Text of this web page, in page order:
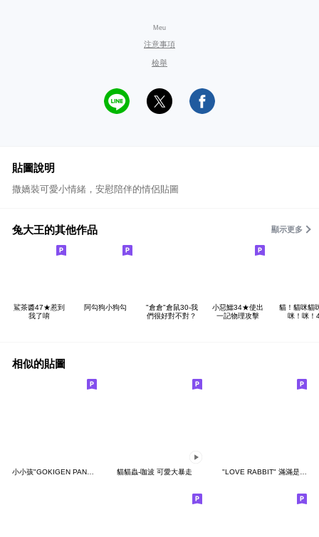
Meu
注意事項
檢舉
貼圖說明
撒嬌裝可愛小情緒，安慰陪伴的情侶貼圖
兔大王的其他作品 顯示更多
鯊茶醬47★惹到
我了唷
阿勾狗小狗勾
"倉倉"倉鼠30-我
們很好對不對？
小惡鱷34★使出
一記物理攻擊
貓！貓咪貓
咪！咪！
相似的貼圖
小小孩"GOKIGEN PANDA" 台灣版 貓貓蟲-咖波 可愛大暴走 "LOVE RABBIT" 滿滿是愛 台灣版